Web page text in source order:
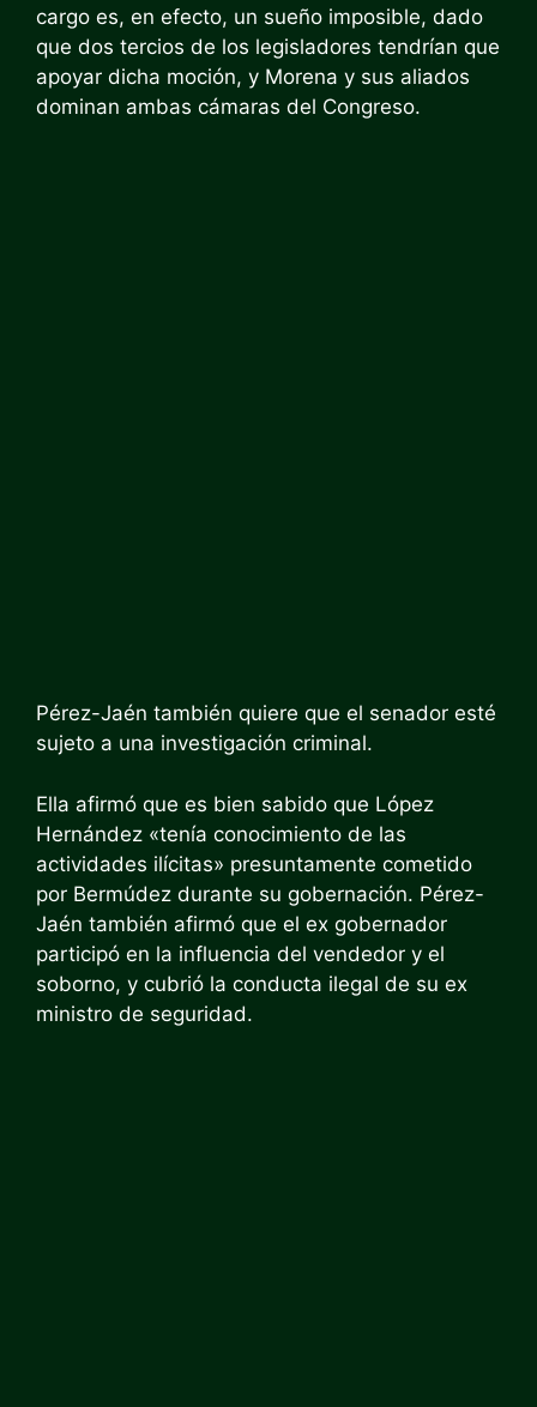
cargo es, en efecto, un sueño imposible, dado
que dos tercios de los legisladores tendrían que
apoyar dicha moción, y Morena y sus aliados
dominan ambas cámaras del Congreso.
Pérez-Jaén también quiere que el senador esté
sujeto a una investigación criminal.
Ella afirmó que es bien sabido que López
Hernández «tenía conocimiento de las
actividades ilícitas» presuntamente cometido
por Bermúdez durante su gobernación. Pérez-
Jaén también afirmó que el ex gobernador
participó en la influencia del vendedor y el
soborno, y cubrió la conducta ilegal de su ex
ministro de seguridad.